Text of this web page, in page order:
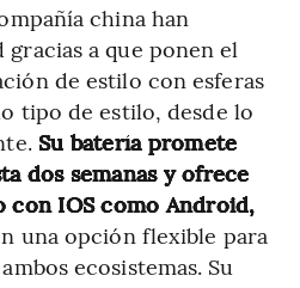
china han
a que ponen el
de estilo con esferas
tipo de estilo, desde lo
Su batería promete
dos semanas y ofrece
IOS como Android,
una opción flexible para
ecosistemas. Su